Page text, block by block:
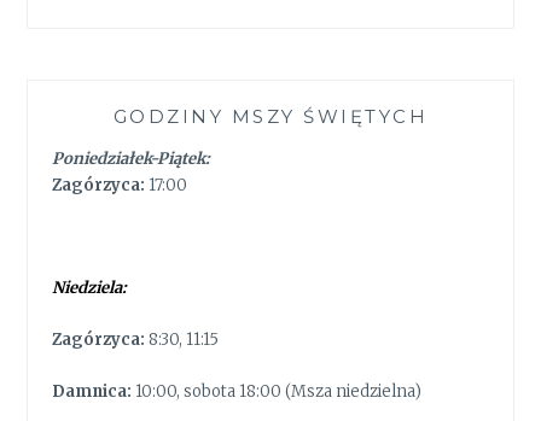
GODZINY MSZY ŚWIĘTYCH
Poniedziałek-Piątek:
Zagórzyca: 17:00
Niedziela:
Zagórzyca: 8:30, 11:15
Damnica: 10:00, sobota 18:00 (Msza niedzielna)